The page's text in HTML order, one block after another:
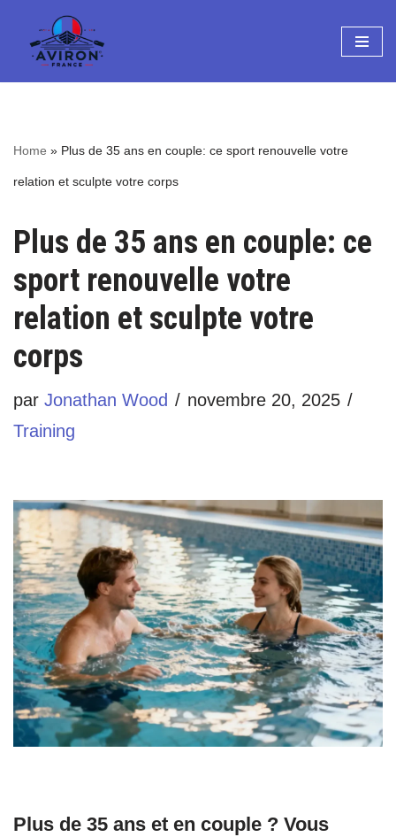
Aller
au
Home » Plus de 35 ans en couple: ce sport renouvelle votre
relation et sculpte votre corps
Plus de 35 ans en couple: ce
sport renouvelle votre
relation et sculpte votre
corps
par Jonathan Wood
novembre 20, 2025
Training
Plus de 35 ans et en couple ? Vous